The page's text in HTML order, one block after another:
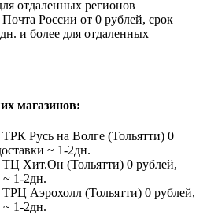
отдаленных регионов
России от 0 рублей, срок
и более для отдаленных
магазинов:
Русь на Волге (Тольятти) 0
~ 1-2дн.
Хит.Он (Тольятти) 0 рублей,
~ 1-2дн.
Аэрохолл (Тольятти) 0 рублей,
~ 1-2дн.